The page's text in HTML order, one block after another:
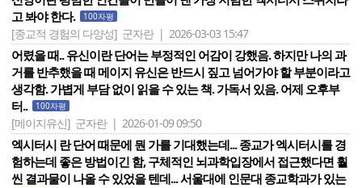
고 봐야 한다.
100자평
[종교적 경험의 다양성] 군자란 | 2026-03-03 15:47
어렸을 때.. 유신이란 단어는 부정적인 어감이 강했음. 하지만 나의 과
거를 반추했을 때 메이지 유신은 반드시 짚고 넘어가야 할 부분이라고
생각함. 가볍게 부담 없이 읽을 수 있는 책. 가독서 있음. 어제 오후부
터..
100자평
[메이지유신] 군자란 | 2026-01-09 09:50
엑시터시 란 단어 때문에 뭔 가를 기대했는데... 종교가 엑시터시를 경
험하는데 좋은 방법이긴 함, 구체적인 뇌과학입장에서 접근했다면 훨
씬 결과물이 나올 수 있었을 텐데... 서울대에 인문대 종교학과가 있는